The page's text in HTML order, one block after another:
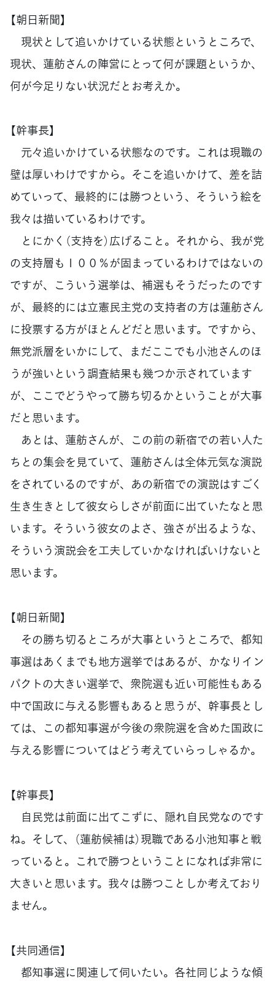
【朝日新聞】
現状として追いかけている状態というところで、
現状、蓮舫さんの陣営にとって何が課題というか、
何が今足りない状況だとお考えか。
【幹事長】
元々追いかけている状態なのです。これは現職の
壁は厚いわけですから。そこを追いかけて、差を詰
めていって、最終的には勝つという、そういう絵を
我々は描いているわけです。
とにかく（支持を）広げること。それから、我が党
の支持層も１００％が固まっているわけではないの
ですが、こういう選挙は、補選もそうだったのです
が、最終的には立憲民主党の支持者の方は蓮舫さん
に投票する方がほとんどだと思います。ですから、
無党派層をいかにして、まだここでも小池さんのほ
うが強いという調査結果も幾つか示されています
が、ここでどうやって勝ち切るかということが大事
だと思います。
あとは、蓮舫さんが、この前の新宿での若い人た
ちとの集会を見ていて、蓮舫さんは全体元気な演説
をされているのですが、あの新宿での演説はすごく
生き生きとして彼女らしさが前面に出ていたなと思
います。そういう彼女のよさ、強さが出るような、
そういう演説会を工夫していかなければいけないと
思います。
【朝日新聞】
その勝ち切るところが大事というところで、都知
事選はあくまでも地方選挙ではあるが、かなりイン
パクトの大きい選挙で、衆院選も近い可能性もある
中で国政に与える影響もあると思うが、幹事長とし
ては、この都知事選が今後の衆院選を含めた国政に
与える影響についてはどう考えていらっしゃるか。
【幹事長】
自民党は前面に出てこずに、隠れ自民党なのです
ね。そして、（蓮舫候補は）現職である小池知事と戦
っていると。これで勝つということになれば非常に
大きいと思います。我々は勝つことしか考えており
ません。
【共同通信】
都知事選に関連して伺いたい。各社同じような傾